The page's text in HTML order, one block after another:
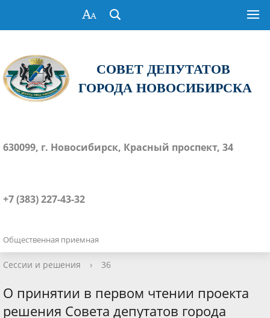
СОВЕТ ДЕПУТАТОВ
ГОРОДА НОВОСИБИРСКА
630099, г. Новосибирск, Красный проспект, 34
+7 (383) 227-43-32
Общественная приемная
Сессии и решения › 36
О принятии в первом чтении проекта
решения Совета депутатов города